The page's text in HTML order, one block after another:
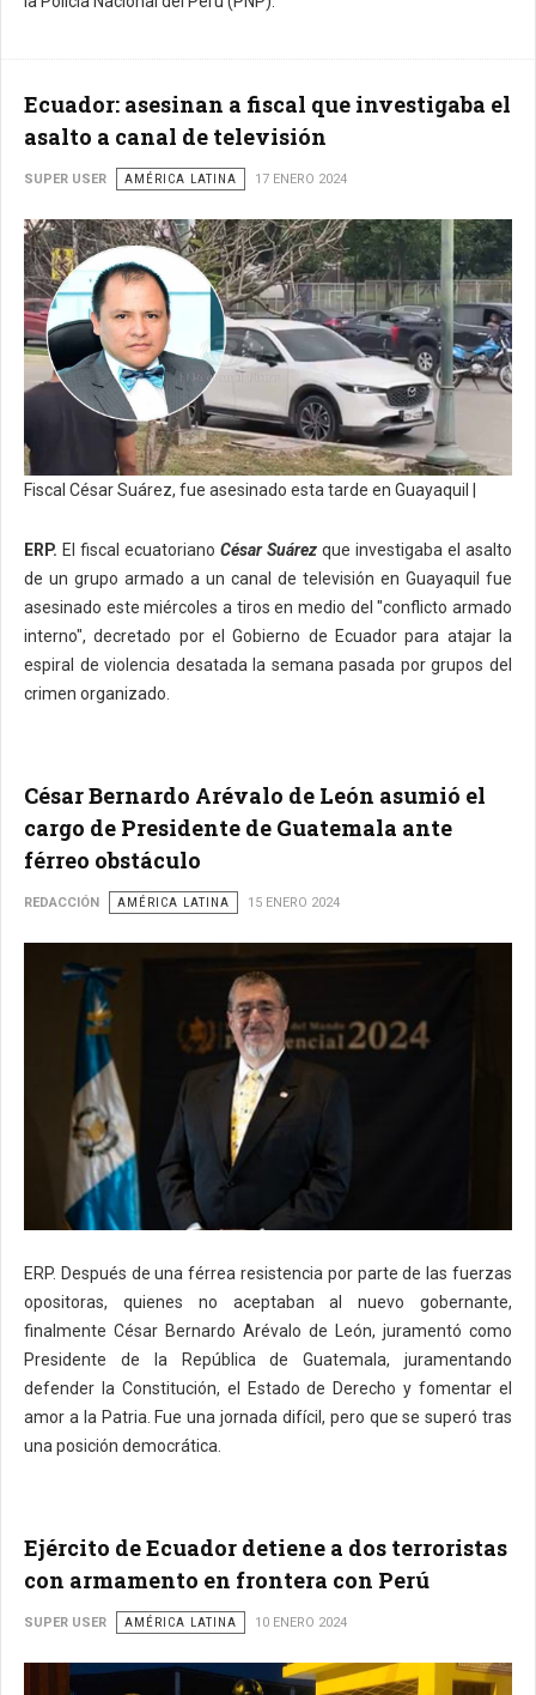
Ecuador: asesinan a fiscal que investigaba el
asalto a canal de televisión
SUPER USER AMÉRICA LATINA 17 ENERO 2024
Fiscal César Suárez, fue asesinado esta tarde en Guayaquil |
ERP. El fiscal ecuatoriano César Suárez que investigaba el asalto
de un grupo armado a un canal de televisión en Guayaquil fue
asesinado este miércoles a tiros en medio del "conflicto armado
interno", decretado por el Gobierno de Ecuador para atajar la
espiral de violencia desatada la semana pasada por grupos del
crimen organizado.
César Bernardo Arévalo de León asumió el
cargo de Presidente de Guatemala ante
férreo obstáculo
REDACCIÓN AMÉRICA LATINA 15 ENERO 2024
ERP. Después de una férrea resistencia por parte de las fuerzas
opositoras, quienes no aceptaban al nuevo gobernante,
finalmente César Bernardo Arévalo de León, juramentó como
Presidente de la República de Guatemala, juramentando
defender la Constitución, el Estado de Derecho y fomentar el
amor a la Patria. Fue una jornada difícil, pero que se superó tras
una posición democrática.
Ejército de Ecuador detiene a dos terroristas
con armamento en frontera con Perú
SUPER USER AMÉRICA LATINA 10 ENERO 2024